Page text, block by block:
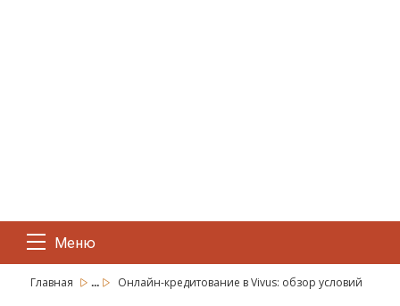
Меню
Главная ... Онлайн-кредитование в Vivus: обзор условий